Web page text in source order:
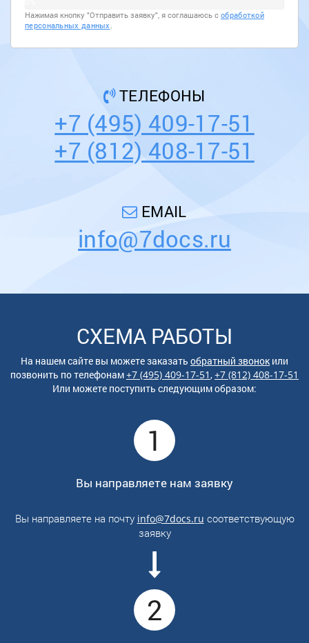
Нажимая кнопку "Отправить заявку", я соглашаюсь с обработкой
персональных данных .
ТЕЛЕФОНЫ
+7 (495) 409-17-51
+7 (812) 408-17-51
EMAIL
info@7docs.ru
СХЕМА РАБОТЫ
На нашем сайте вы можете заказать обратный звонокили
позвонить потелефонам+7 (495) 409-17-51,+7 (812) 408-17-51
Или можете поступить следующим образом:
1
Вы направляете нам заявку
Вы направляете на почту info@7docs.ru соответствующую
заявку
2